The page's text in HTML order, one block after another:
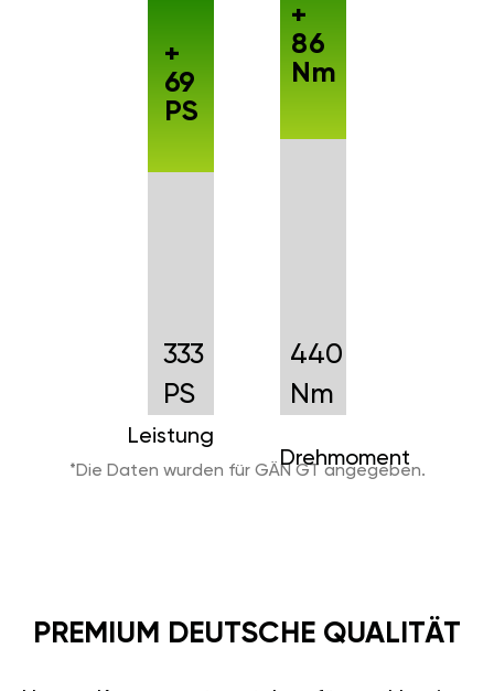
333
PS
Leistung
+
69
PS
440
Nm
Drehmoment
+
86
Nm
*Die Daten wurden für GÄN GT angegeben.
PREMIUM DEUTSCHE QUALITÄT